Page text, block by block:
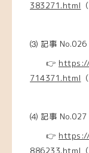
383271.html
⑶ 記事 No.026
👉
714371.html
⑷ 記事 No.027
👉
886233.html